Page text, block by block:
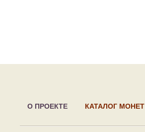
О ПРОЕКТЕ КАТАЛОГ МОНЕТ